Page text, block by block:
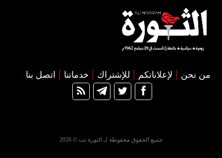
من نحن لإعلاناتكم للإشتراك خدماتنا اتصل بنا
جميع الحقوق محفوظة لـ الثورة نت © 2026